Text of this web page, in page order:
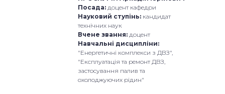
Посада: доцент кафедри
Науковий ступінь: кандидат
технічних наук
Вчене звання: доцент
Навчальні дисципліни:
"Енергетичні комплекси з ДВЗ",
"Експлуатація та ремонт ДВЗ,
застосування палив та
охолоджуючих рідин"